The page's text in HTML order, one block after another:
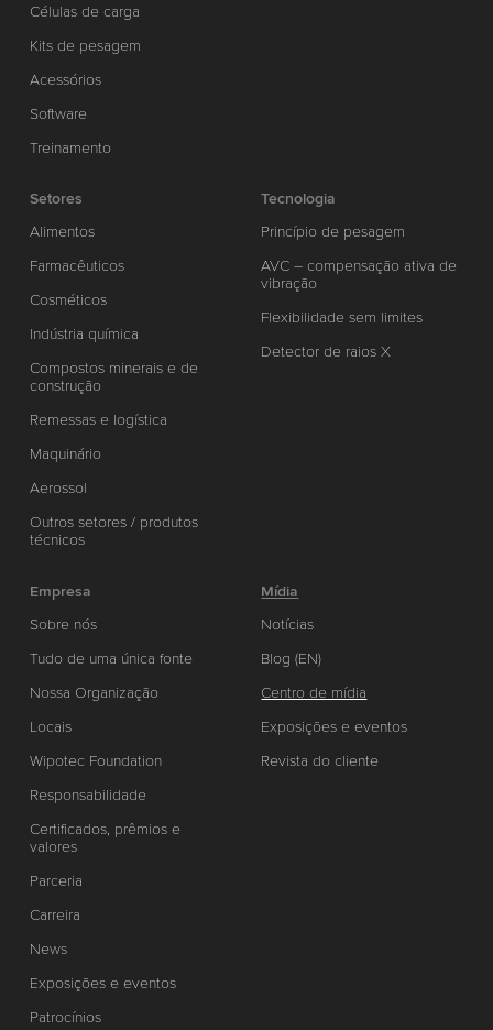
Células de carga
Kits de pesagem
Acessórios
Software
Treinamento
Setores
Alimentos
Farmacêuticos
Cosméticos
Indústria química
Compostos minerais e de
construção
Remessas e logística
Maquinário
Aerossol
Outros setores / produtos
técnicos
Tecnologia
Princípio de pesagem
AVC – compensação ativa de
vibração
Flexibilidade sem limites
Detector de raios X
Empresa
Sobre nós
Tudo de uma única fonte
Nossa Organização
Locais
Wipotec Foundation
Responsabilidade
Certificados, prêmios e
valores
Parceria
Carreira
News
Exposições e eventos
Patrocínios
Mídia
Notícias
Blog (EN)
Centro de mídia
Exposições e eventos
Revista do cliente